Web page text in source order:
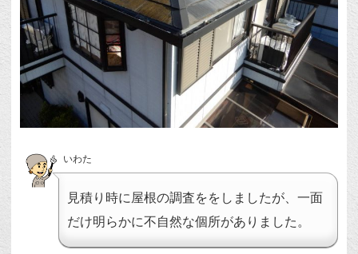
いわた
見積り時に屋根の調査ををしましたが、一面
だけ明らかに不自然な個所がありました。